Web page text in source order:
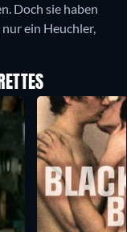
Doch sie haben
ein Heuchler,